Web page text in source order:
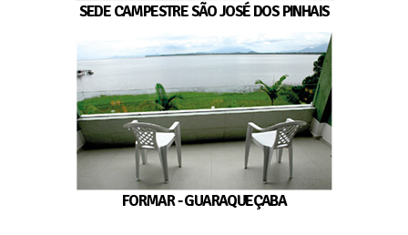
SEDE CAMPESTRE SÃO JOSÉ DOS PINHAIS
FORMAR - GUARAQUEÇABA